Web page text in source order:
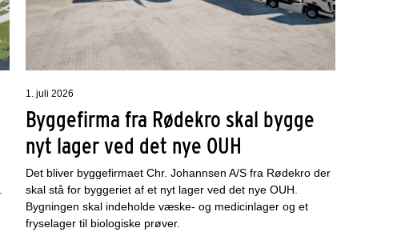
1. juli 2026
Byggefirma fra Rødekro skal bygge
nyt lager ved det nye OUH
Det bliver byggefirmaet Chr. Johannsen A/S fra Rødekro der
skal stå for byggeriet af et nyt lager ved det nye OUH.
Bygningen skal indeholde væske- og medicinlager og et
fryselager til biologiske prøver.